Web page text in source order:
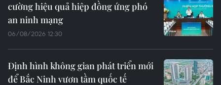
cường hiệu quả hiệp đồng ứng phó
an ninh mạng
06/08/2026 12:30
Định hình không gian phát triển mới
để Bắc Ninh vươn tầm quốc tế